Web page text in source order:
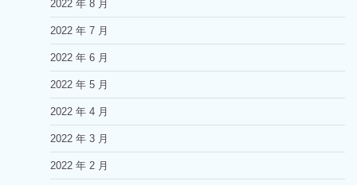
2022 年 8 月
2022 年 7 月
2022 年 6 月
2022 年 5 月
2022 年 4 月
2022 年 3 月
2022 年 2 月